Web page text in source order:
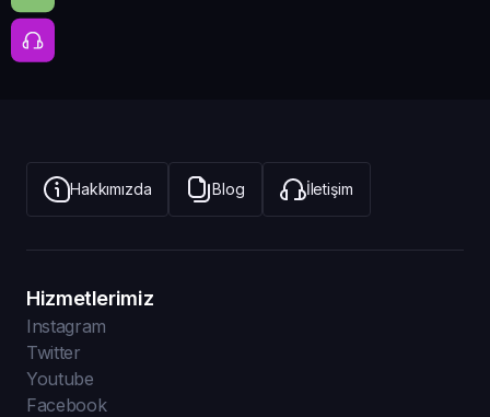
Hakkımızda Blog İletişim
Hizmetlerimiz
Instagram
Twitter
Youtube
Facebook